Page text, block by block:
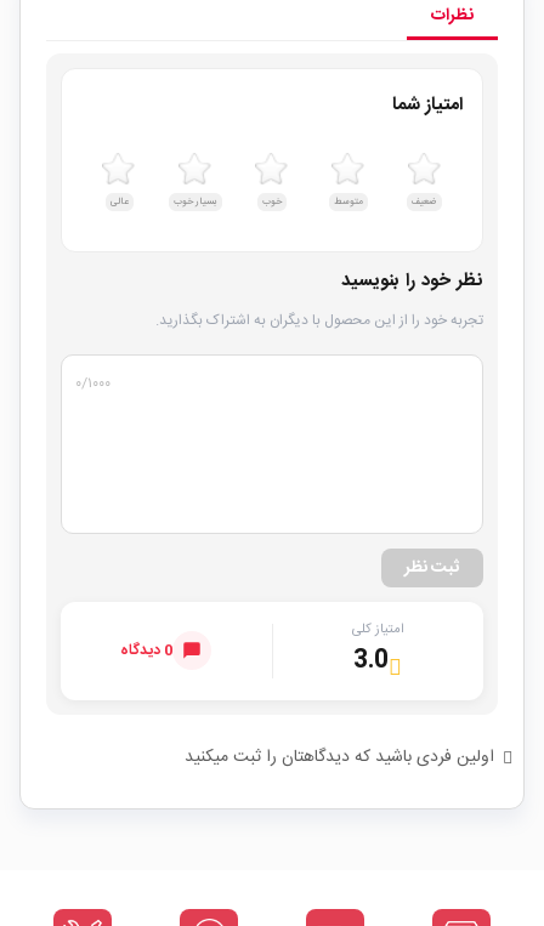
نظرات
امتیاز شما
ضعیف متوسط خوب بسیار خوب عالی
نظر خود را بنویسید
تجربه خود را از این محصول با دیگران به اشتراک بگذارید.
۰/۱۰۰۰
ثبت نظر
امتیاز کلی
3.0 0 دیدگاه
اولین فردی باشید که دیدگاهتان را ثبت میکنید